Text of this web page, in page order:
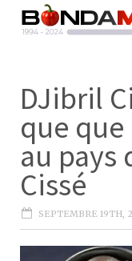
DJibril
que que
au pays
Cissé
SEPTEMBRE 19TH,